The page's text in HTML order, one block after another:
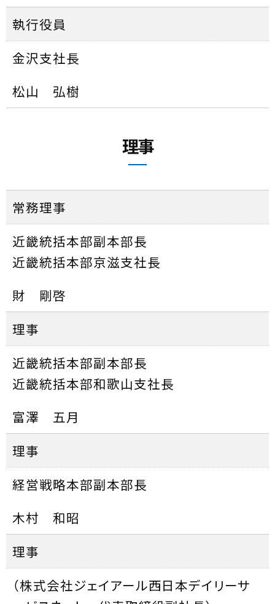
執行役員
金沢支社長
松山 弘樹
理事
常務理事
近畿統括本部副本部長
近畿統括本部京滋支社長
財 剛啓
理事
近畿統括本部副本部長
近畿統括本部和歌山支社長
富澤 五月
理事
経営戦略本部副本部長
木村 和昭
理事
（株式会社ジェイアール西日本デイリーサ